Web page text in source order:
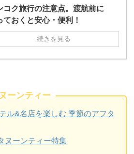
コク旅行の注意点。渡航前に
ておくと安心・便利！
続きを見る
ーンティー
ル&名店を楽しむ 季節のアフタ
ヌーンティー特集